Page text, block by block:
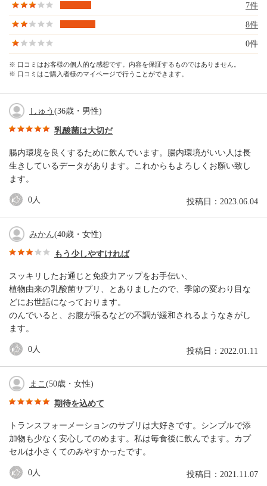
7件
8件
0件
※ 口コミはお客様の個人的な感想です。内容を保証するものではありません。
※ 口コミはご購入者様のマイページで行うことができます。
しゅう (36歳・男性)
乳酸菌は大切だ
腸内環境を良くするために飲んでいます。腸内環境がいい人は長
生きしているデータがあります。これからもよろしくお願い致し
ます。
投稿日：2023.06.04
0 人
みかん(40歳・女性)
もう少しやすければ
スッキリしたお通じと免疫力アップをお手伝い、
植物由来の乳酸菌サプリ、とありましたので、季節の変わり目な
どにお世話になっております。
のんでいると、お腹が張るなどの不調が緩和されるようなきがし
ます。
投稿日：2022.01.11
0 人
まこ (50歳・女性)
期待を込めて
トランスフォーメーションのサプリは大好きです。シンプルで添
加物も少なく安心してのめます。私は毎食後に飲んでます。カプ
セルは小さくてのみやすかったです。
投稿日：2021.11.07
0 人